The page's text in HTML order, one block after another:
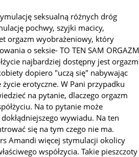
seksualną różnych dróg
pochwy, szyjki macicy,
orgazm wyobrażeniowy, który
o seksie- TO TEN SAM ORGAZM
najbardziej dostępny jest orgazm
dopiero "uczą się" nabywając
erotyczne. W Pani przypadku
na pytanie, dlaczego orgazm
Na to pytanie może
wywiadu. Na ten
się na tym czego nie ma.
Amandi więcej stymulacji okolicy
współzycia. Takie pieszczoty